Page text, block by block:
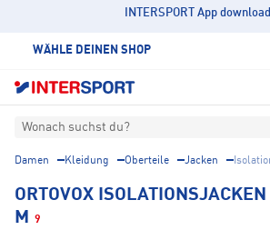
INTERSPORT App
WÄHLE DEINEN SHOP
Wonach suchst du?
Damen Kleidung Oberteile Jacken
ORTOVOX
M 9